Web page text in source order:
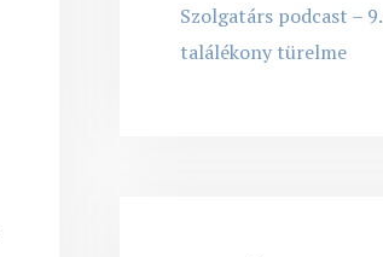
Szolgatárs podcast –
találékony türelme